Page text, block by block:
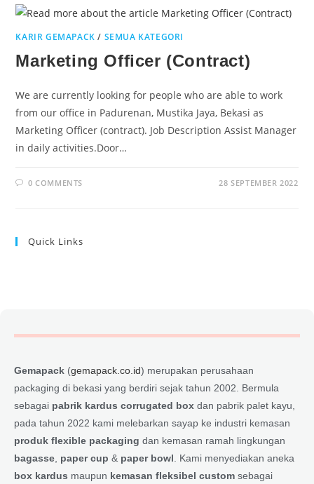
KARIR GEMAPACK / SEMUA KATEGORI
Marketing Officer (Contract)
We are currently looking for people who are able to work
from our office in Padurenan, Mustika Jaya, Bekasi as
Marketing Officer (contract). Job Description Assist Manager
in daily activities.Door…
0 COMMENTS 28 SEPTEMBER 2022
Quick Links
Gemapack (gemapack.co.id) merupakan perusahaan
packaging di bekasi yang berdiri sejak tahun 2002. Bermula
sebagai pabrik kardus corrugated box dan pabrik palet kayu,
pada tahun 2022 kami melebarkan sayap ke industri kemasan
produk flexible packaging dan kemasan ramah lingkungan
bagasse paper cup & paper bowl . Kami menyediakan aneka
box kardus maupun kemasan fleksibel custom sebagai